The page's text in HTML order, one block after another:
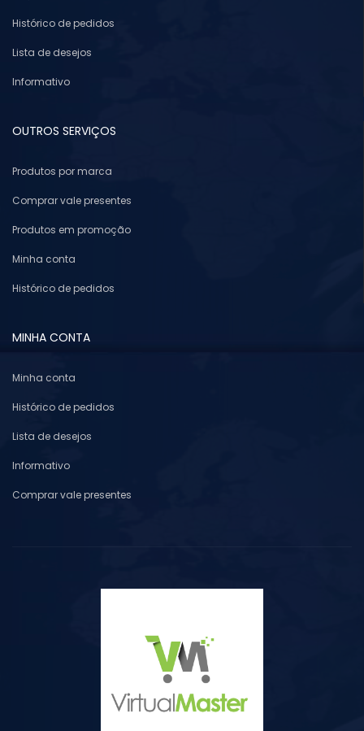
Histórico de pedidos
Lista de desejos
Informativo
OUTROS SERVIÇOS
Produtos por marca
Comprar vale presentes
Produtos em promoção
Minha conta
Histórico de pedidos
MINHA CONTA
Minha conta
Histórico de pedidos
Lista de desejos
Informativo
Comprar vale presentes